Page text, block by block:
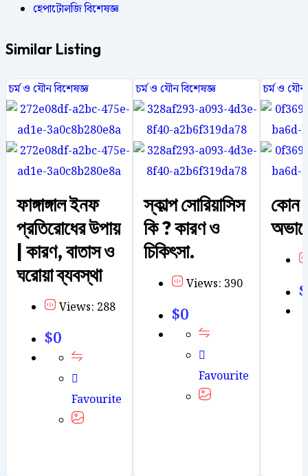
হেপাটোলজি বিশেষজ্ঞ
Similar Listing
চর্ম ও যৌন বিশেষজ্ঞ
ফাঙ্গাঙ্গাল ইনফ
প্রতিরোধের উপায়
| কারণ, বাতাস ও
ঘরোয়া ব্যবস্থা
Views: 288
$0
Favourite
চর্ম ও যৌন বিশেষজ্ঞ
স্কাল্প সোরিয়াসিস
কি ? কারণ ও
চিকিৎসা.
Views: 390
$0
Favourite
চর্ম ও যৌন
কোন
$